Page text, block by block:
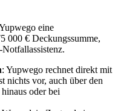
eine
000 € Deckungssumme,
: Yupwego rechnet direkt mit
nichts vor, auch über den
oder bei